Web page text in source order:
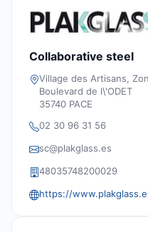
Collaborative steel
Village des Artisans,
Boulevard de l\'ODET
35740 PACE
02 30 96 31 56
sc@plakglass.es
48035748200029
https://